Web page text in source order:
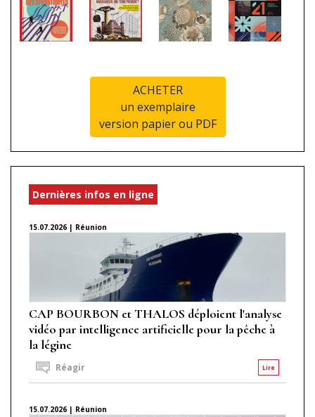
ACHETER
un exemplaire
version papier ou PDF
Dernières infos en ligne
15.07.2026 | Réunion
CAP BOURBON et THALOS déploient l'analyse
vidéo par intelligence artificielle pour la pêche à
la légine
Lire
Réagir
15.07.2026 | Réunion